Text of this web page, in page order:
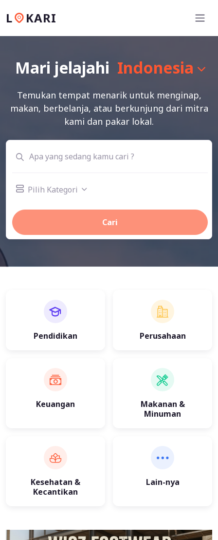
L KARI
Mari jelajahi Indonesia
Temukan tempat menarik untuk menginap,
makan, berbelanja, atau berkunjung dari mitra
kami dan pakar lokal.
Pilih Kategori
Cari
Pendidikan Perusahaan
Keuangan
Makanan &
Minuman
Kesehatan &
Kecantikan
Lain-nya